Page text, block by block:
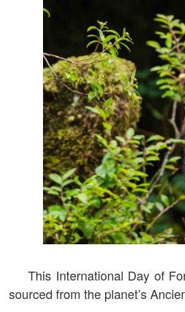
This International Day of
sourced from the planet’s